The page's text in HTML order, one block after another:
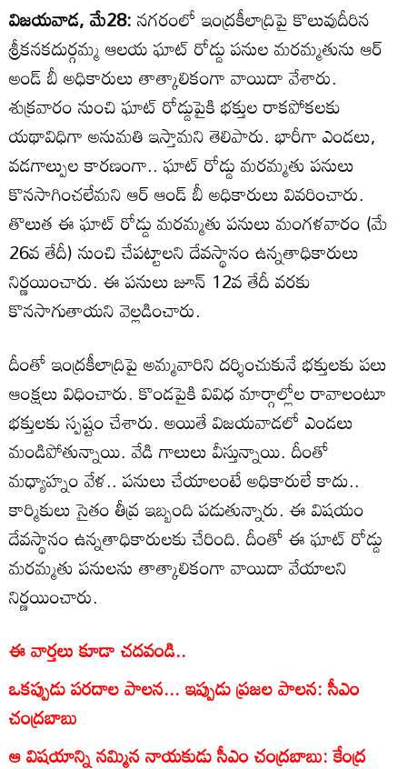
విజయవాడ, మే28:నగరంలో ఇంద్రకీలాద్రిపై కొలువుదీరిన
శ్రీకనకదుర్గమ్మ ఆలయ ఘాట్ రోడ్డు పనుల మరమ్మతును ఆర్
అండ్ బీ అధికారులు తాత్కాలికంగా వాయిదా వేశారు.
శుక్రవారం నుంచి ఘాట్ రోడ్డుపైకి భక్తుల రాకపోకలకు
యథావిధిగా అనుమతి ఇస్తామని తెలిపారు. భారీగా ఎండలు,
వడగాల్పుల కారణంగా.. ఘాట్ రోడ్డు మరమ్మతు పనులు
కొనసాగించలేమని ఆర్ ఆండ్ బీ అధికారులు వివరించారు.
తొలుత ఈ ఘాట్ రోడ్డు మరమ్మతు పనులు మంగళవారం (మే
26వ తేదీ) నుంచి చేపట్టాలని దేవస్థానం ఉన్నతాధికారులు
నిర్ణయించారు. ఈ పనులు జూన్ 12వ తేదీ వరకు
కొనసాగుతాయని వెల్లడించారు.
దీంతో ఇంద్రకీలాద్రిపై అమ్మవారిని దర్శించుకునే భక్తులకు పలు
ఆంక్షలు విధించారు. కొండపైకి వివిధ మార్గాల్లోల రావాలంటూ
భక్తులకు స్పష్టం చేశారు. అయితే విజయవాడలో ఎండలు
మండిపోతున్నాయి. వేడి గాలులు వీస్తున్నాయి. దీంతో
మధ్యాహ్నం వేళ.. పనులు చేయాలంటే అధికారులే కాదు..
కార్మికులు సైతం తీవ్ర ఇబ్బంది పడుతున్నారు. ఈ విషయం
దేవస్థానం ఉన్నతాధికారులకు చేరింది. దీంతో ఈ ఘాట్ రోడ్డు
మరమ్మతు పనులను తాత్కాలికంగా వాయిదా వేయాలని
నిర్ణయించారు.
ఈ వార్తలు కూడా చదవండి..
ఒకప్పుడు పరదాల పాలన... ఇప్పుడు ప్రజల పాలన: సీఎం
చంద్రబాబు
ఆ విషయాన్ని నమ్మిన నాయకుడు సీఎం చంద్రబాబు: కేంద్ర